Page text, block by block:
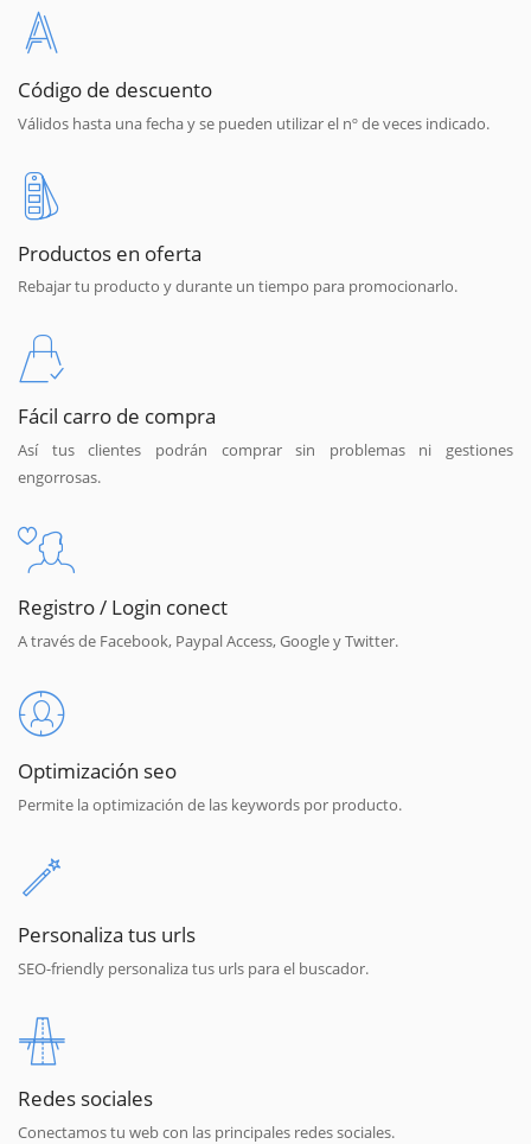
Código de descuento
Válidos hasta una fecha y se pueden utilizar el nº de veces indicado.
Productos en oferta
Rebajar tu producto y durante un tiempo para promocionarlo.
Fácil carro de compra
Así tus clientes podrán comprar sin problemas ni gestiones
engorrosas.
Registro / Login conect
A través de Facebook, Paypal Access, Google y Twitter.
Optimización seo
Permite la optimización de las keywords por producto.
Personaliza tus urls
SEO-friendly personaliza tus urls para el buscador.
Redes sociales
Conectamos tu web con las principales redes sociales.